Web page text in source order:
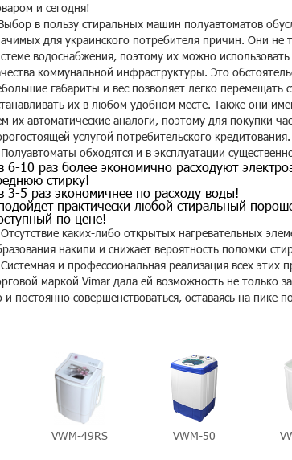
и сегодня!
в пользу стиральных машин полуавтоматов
для украинского потребителя причин. Они
водоснабжения, поэтому их можно
коммунальной инфраструктуры. Это
габариты и вес позволяет легко
их в любом удобном месте. Также они
их автоматические аналоги, поэтому для покупки
услугой потребительского кредитования.
Полуавтоматы обходятся и в эксплуатации
6-10 раз более экономично расходуют
стирку!
3-5 раз экономичнее по расходу воды!
практически любой стиральный
по цене!
Отсутствие каких-либо открытых нагревательных
накипи и снижает вероятность поломки
Системная и профессиональная реализация всех этих
маркой Vimar дала ей возможность не только
и постоянно совершенствоваться, оставаясь на пике
VWM-49RS VWM-50